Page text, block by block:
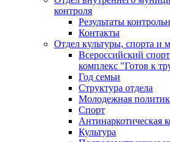
контроля
Результаты
Контакты
Отдел культуры, спорта и
Всероссийский
комплекс "Готов к
Год семьи
Структура отдела
Молодежная
Спорт
Антинаркотическая
Культура